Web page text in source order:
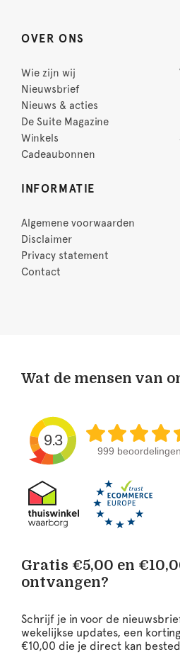
OVER ONS
Wie zijn wij
Nieuwsbrief
Nieuws & acties
De Suite Magazine
Winkels
Cadeaubonnen
INFORMATIE
Algemene voorwaarden
Disclaimer
Privacy statement
Contact
Wat de mensen van
9.3
999 beoordelingen
Gratis €5,00 en
ontvangen?
Schrijf je in voor de
wekelijkse updates, een
€10,00 die je direct kan